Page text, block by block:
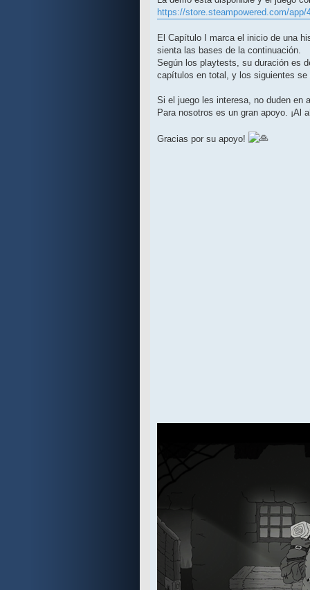
https://store.steampowered.com/app/
El Capítulo I marca el inicio de una
sienta las bases de la continuación.
Según los playtests, su duración es
capítulos en total, y los siguientes se
Si el juego les interesa, no duden en
Para nosotros es un gran apoyo. ¡Al
Gracias por su apoyo!